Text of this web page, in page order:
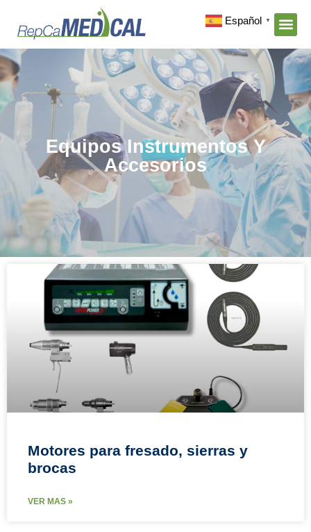
Español ▼
Equipos Instrumentos Y
Accesorios
Motores para fresado, sierras y
brocas
VER MAS »